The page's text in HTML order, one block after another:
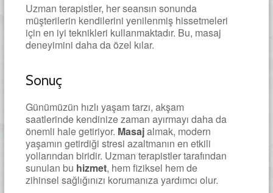
Uzman terapistler, her seansın sonunda
müşterilerin kendilerini yenilenmiş hissetmeleri
için en iyi teknikleri kullanmaktadır. Bu, masaj
deneyimini daha da özel kılar.
Sonuç
Günümüzün hızlı yaşam tarzı, akşam
saatlerinde kendinize zaman ayırmayı daha da
önemli hale getiriyor. Masajalmak, modern
yaşamın getirdiği stresi azaltmanın en etkili
yollarından biridir. Uzman terapistler tarafından
sunulan bu hizmet, hem fiziksel hem de
zihinsel sağlığınızı korumanıza yardımcı olur.